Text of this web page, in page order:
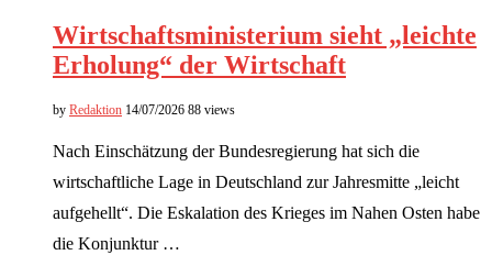
Wirtschaftsministerium sieht „leichte
Erholung“ der Wirtschaft
by Redaktion 14/07/2026 88 views
Nach Einschätzung der Bundesregierung hat sich die
wirtschaftliche Lage in Deutschland zur Jahresmitte „leicht
aufgehellt“. Die Eskalation des Krieges im Nahen Osten habe
die Konjunktur …